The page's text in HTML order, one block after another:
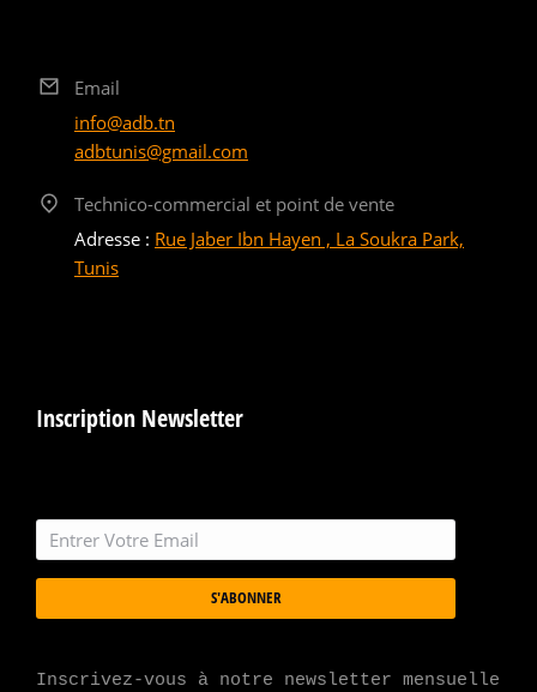
Email
info@adb.tn
adbtunis@gmail.com
Technico-commercial et point de vente
Adresse : Rue Jaber Ibn Hayen , La Soukra Park,
Tunis
Inscription Newsletter
S'ABONNER
Inscrivez-vous à notre newsletter mensuelle